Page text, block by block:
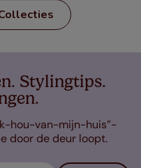
Stylingtips.
hou-van-mijn-huis”-
door de deur loopt.